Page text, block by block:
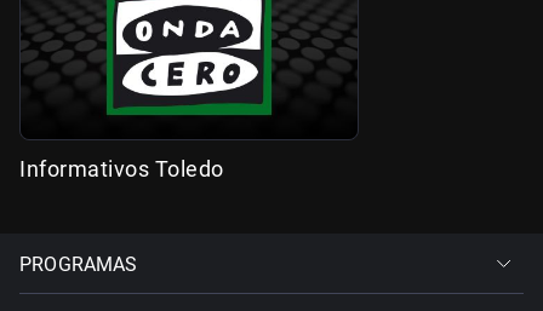
Informativos Toledo
PROGRAMAS